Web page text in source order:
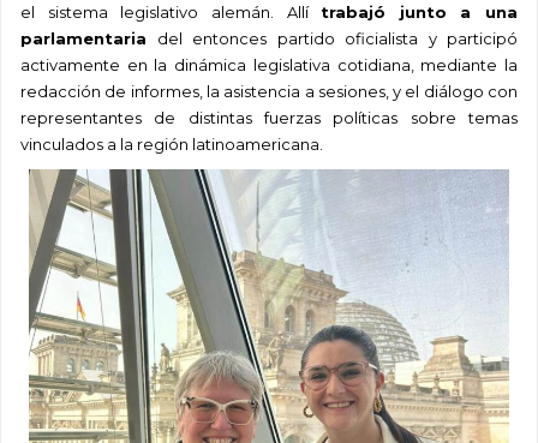
el sistema legislativo alemán. Allí trabajó junto a una
parlamentaria del entonces partido oficialista y participó
activamente en la dinámica legislativa cotidiana , mediante la
redacción de informes, la asistencia a sesiones, y el diálogo con
representantes de distintas fuerzas políticas sobre temas
vinculados a la región latinoamericana.